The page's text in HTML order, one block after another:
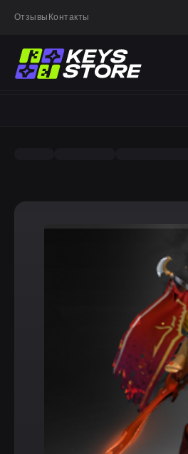
Отзывы Контакты